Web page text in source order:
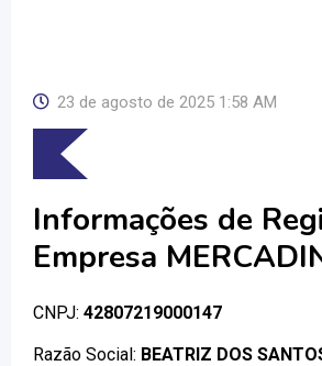
23 de agosto de 2025 1:58 AM
Informações de
Empresa
CNPJ: 42807219000147
Razão Social: BEATRIZ DOS